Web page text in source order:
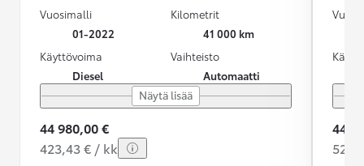
Vuosimalli
01-2022
Kilometrit
41 000 km
Käyttövoima
Diesel
Vaihteisto
Automaatti
Näytä lisää
44 980,00 €
423,43 € / kk
44